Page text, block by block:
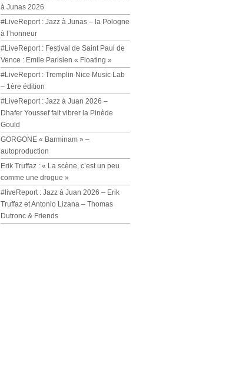
à Junas 2026
#LiveReport : Jazz à Junas – la Pologne
à l’honneur
#LiveReport : Festival de Saint Paul de
Vence : Emile Parisien « Floating »
#LiveReport : Tremplin Nice Music Lab
– 1ère édition
#LiveReport : Jazz à Juan 2026 –
Dhafer Youssef fait vibrer la Pinède
Gould
GORGONE « Barminam » –
autoproduction
Erik Truffaz : « La scène, c’est un peu
comme une drogue »
#liveReport : Jazz à Juan 2026 – Erik
Truffaz et Antonio Lizana – Thomas
Dutronc & Friends